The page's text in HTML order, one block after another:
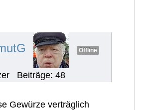
Offline
Beiträge: 48
Gewürze verträglich